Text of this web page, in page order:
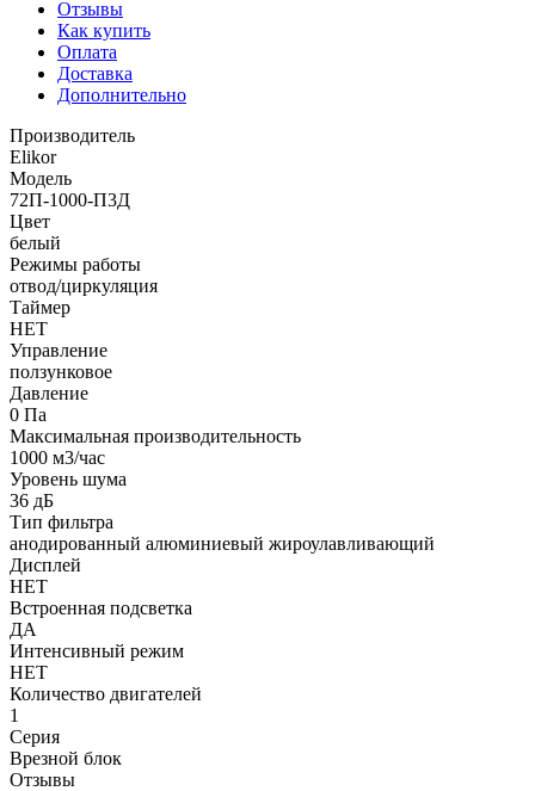
Отзывы
Как купить
Оплата
Доставка
Дополнительно
Производитель
Elikor
Модель
72П-1000-П3Д
Цвет
белый
Режимы работы
отвод/циркуляция
Таймер
НЕТ
Управление
ползунковое
Давление
0 Па
Максимальная производительность
1000 м3/час
Уровень шума
36 дБ
Тип фильтра
анодированный алюминиевый жироулавливающий
Дисплей
НЕТ
Встроенная подсветка
ДА
Интенсивный режим
НЕТ
Количество двигателей
1
Серия
Врезной блок
Отзывы